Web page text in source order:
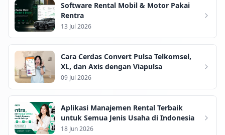
Software Rental Mobil & Motor Pakai
Rentra
13 Jul 2026
Cara Cerdas Convert Pulsa Telkomsel,
XL, dan Axis dengan Viapulsa
09 Jul 2026
Aplikasi Manajemen Rental Terbaik
untuk Semua Jenis Usaha di Indonesia
18 Jun 2026